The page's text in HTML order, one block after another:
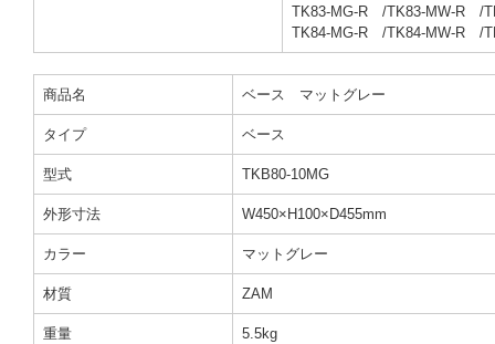
TK83-MG-R /TK83-MW-R /
TK84-MG-R /TK84-MW-R /
商品名 ベース マットグレー
タイプ ベース
型式 TKB80-10MG
外形寸法 W450×H100×D455mm
カラー マットグレー
材質 ZAM
重量 5.5kg